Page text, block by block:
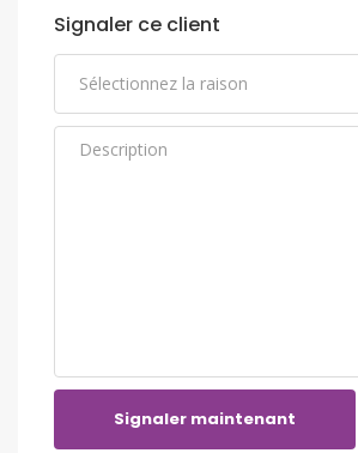
Signaler ce client
Signaler maintenant